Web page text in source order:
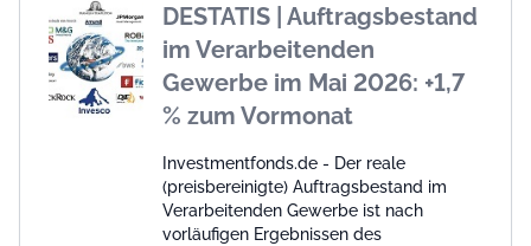
DESTATIS | Auftragsbestand
im Verarbeitenden
Gewerbe im Mai 2026: +1,7
% zum Vormonat
Investmentfonds.de - Der reale
(preisbereinigte) Auftragsbestand im
Verarbeitenden Gewerbe ist nach
vorläufigen Ergebnissen des